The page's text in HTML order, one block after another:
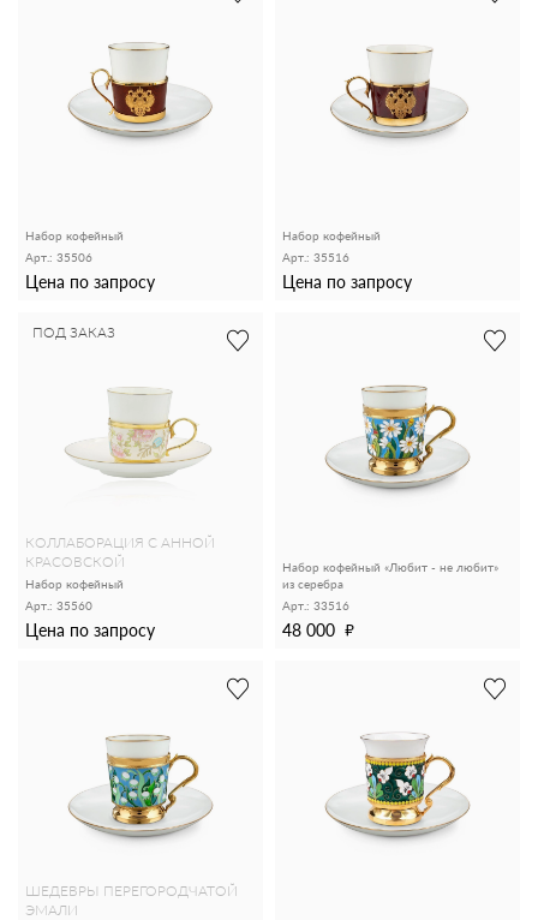
Набор кофейный
Арт.: 35506
Цена по запросу
Набор кофейный
Арт.: 35516
Цена по запросу
ПОД ЗАКАЗ
КОЛЛАБОРАЦИЯ С АННОЙ
КРАСОВСКОЙ
Набоp кофейный
Арт.: 35560
Цена по запросу
Набор кофейный «Любит - не любит»
из серебра
Арт.: 33516
48 000
ШЕДЕВРЫ ПЕРЕГОРОДЧАТОЙ
ЭМАЛИ